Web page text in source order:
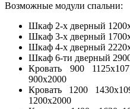
Возможные модули спальни:
Шкаф 2-х дверный
Шкаф 3-х дверный
Шкаф 4-х дверный
Шкаф 6-ти дверный
Кровать 900
900х2000
Кровать 1200
1200х2000